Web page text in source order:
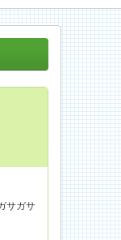
サガサ